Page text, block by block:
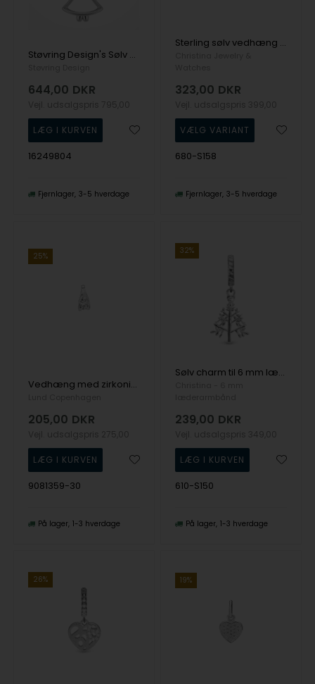
Støvring Design's Sølv halskæde
644,00 DKR
16249804
Fjernlager 3-5 hverdage
Sterling sølv vedhæng og halskæde, Ocean Splash fra Christina Jewelry
323,00 DKR
680-S158
Fjernlager 3-5 hverdage
25%
Vedhæng med zirkonia sterling sølv
205,00 DKR
9081359-30
På lager 1-3 hverdage
32%
Sølv charm til 6 mm læderarmbånd Christmas 2025 - Christmas Tree - Charm 6 mm fra Christina Collect
239,00 DKR
610-S150
På lager 1-3 hverdage
26% 19%